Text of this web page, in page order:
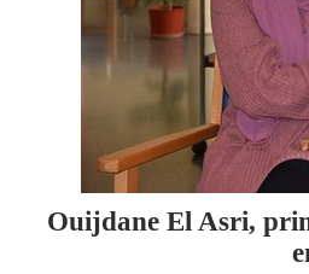
Ouijdane El Asri,